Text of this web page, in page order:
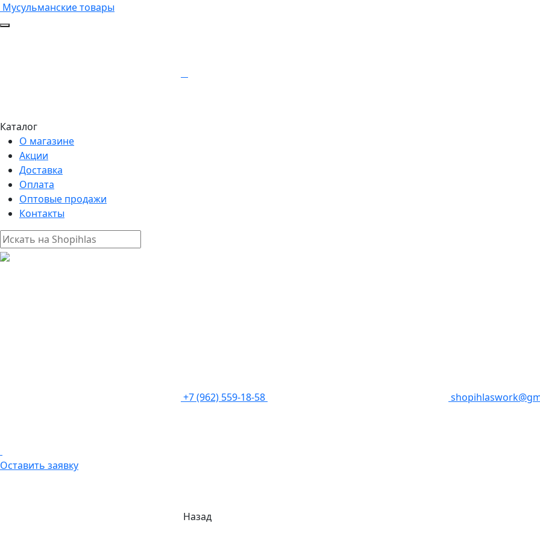
Мусульманские товары
Каталог
О магазине
Акции
Доставка
Оплата
Оптовые продажи
Контакты
+7 (962) 559-18-58
Оставить заявку
Назад